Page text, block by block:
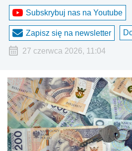
Subskrybuj nas na Youtube
Zapisz się na newsletter
27 czerwca 2026, 11:04